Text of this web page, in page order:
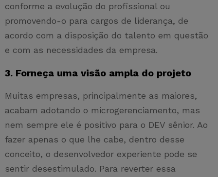
conforme a evolução do profissional ou
promovendo-o para cargos de liderança, de
acordo com a disposição do talento em questão
e com as necessidades da empresa.
3. Forneça uma visão ampla do projeto
Muitas empresas, principalmente as maiores,
acabam adotando o microgerenciamento, mas
nem sempre ele é positivo para o DEV sênior. Ao
fazer apenas o que lhe cabe, dentro desse
conceito, o desenvolvedor experiente pode se
sentir desestimulado. Para reverter essa